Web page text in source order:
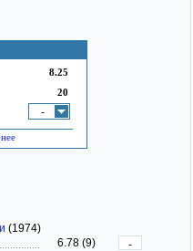
8.25
20
-
(1974)
6.78 (9)
-